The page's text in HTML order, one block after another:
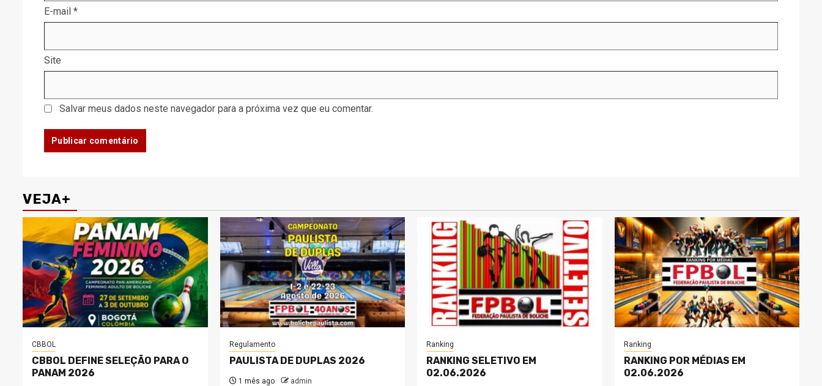
E-mail *
Site
Salvar meus dados neste navegador para a próxima vez que eu comentar.
VEJA+
CBBOL
CBBOL DEFINE SELEÇÃO PARA O
PANAM 2026
Regulamento
PAULISTA DE DUPLAS 2026
1 mês ago admin
Ranking
RANKING SELETIVO EM
02.06.2026
Ranking
RANKING POR MÉDIAS EM
02.06.2026